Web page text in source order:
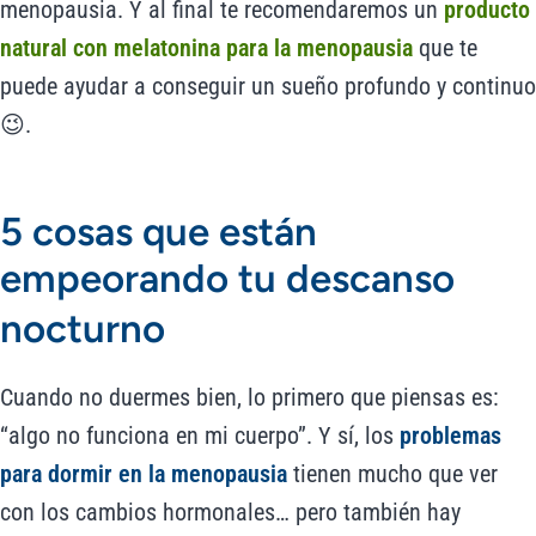
menopausia. Y al final te recomendaremos un producto
natural con melatonina para la menopausia que te
puede ayudar a conseguir un sueño profundo y continuo
😉.
5 cosas que están
empeorando tu descanso
nocturno
Cuando no duermes bien, lo primero que piensas es:
“algo no funciona en mi cuerpo”. Y sí, los problemas
para dormir en la menopausia tienen mucho que ver
con los cambios hormonales… pero también hay